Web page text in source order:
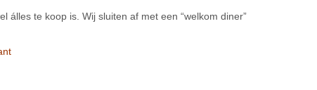
álles te koop is. Wij sluiten af met een “welkom diner”